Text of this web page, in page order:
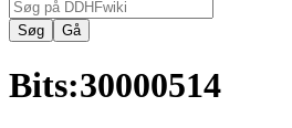
Bits:30000514